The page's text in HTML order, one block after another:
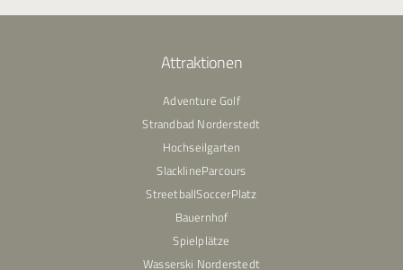
Attraktionen
Adventure Golf
Strandbad Norderstedt
Hochseilgarten
SlacklineParcours
StreetballSoccerPlatz
Bauernhof
Spielplätze
Wasserski Norderstedt